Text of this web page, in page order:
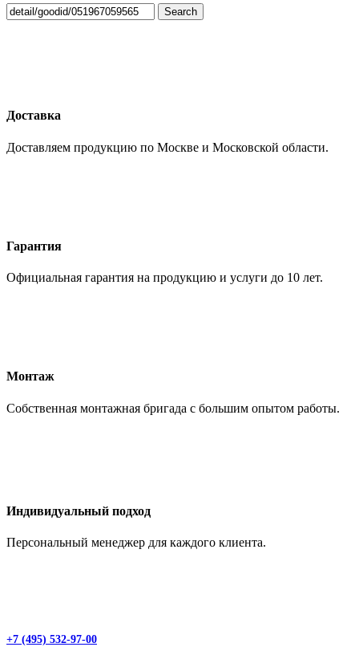
Search
Доставка
Доставляем продукцию по Москве и Московской области.
Гарантия
Официальная гарантия на продукцию и услуги до 10 лет.
Монтаж
Собственная монтажная бригада с большим опытом работы.
Индивидуальный подход
Персональный менеджер для каждого клиента.
+7 (495) 532-97-00